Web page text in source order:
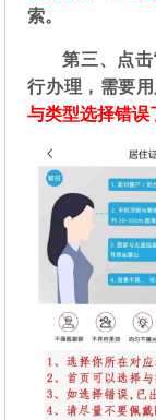
索。
第三、点击
行办理，需要
与类型选择错误